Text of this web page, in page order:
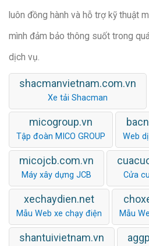
luôn đồng hành và hỗ trợ kỹ thuật
mình đảm bảo thông suốt trong
dịch vụ.
shacmanvietnam.com.vn
Xe tải Shacman
micogroup.vn
Tập đoàn MICO GROUP Web
micojcb.com.vn
Máy xây dựng JCB Cửa
xechaydien.net
Mẫu Web xe chạy điện Mẫu
shantuivietnam.vn